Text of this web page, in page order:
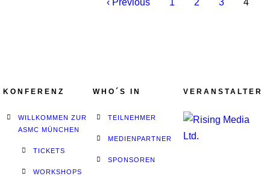
‹ Previous 1 2 3 4
KONFERENZ
WILLKOMMEN ZUR
ASMC MÜNCHEN
TICKETS
WORKSHOPS
WHO´S IN
TEILNEHMER
MEDIENPARTNER
SPONSOREN
VERANSTALTER